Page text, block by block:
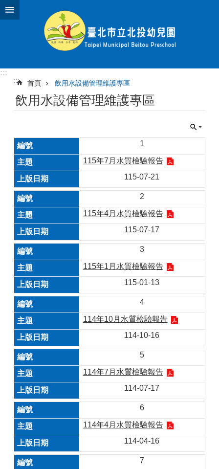
跳到主要內容區塊
:::
:::
首頁 飲用水設備管理維護專區
飲用水設備管理維護專區
1
115年7月水質檢驗報告
115-07-21
2
115年4月水質檢驗報告
115-07-17
3
115年1月水質檢驗報告
115-01-13
4
114年10月水質檢驗報告
114-10-16
5
114年7月水質檢驗報告
114-07-17
6
114年4月水質檢驗報告
114-04-16
7